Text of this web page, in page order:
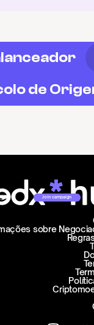
de
Join campaign
sobre